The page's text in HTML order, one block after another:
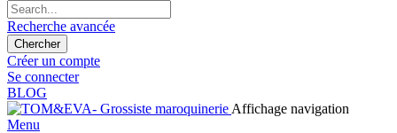
Recherche avancée
Chercher
Créer un compte
Se connecter
BLOG
Affichage navigation
Menu